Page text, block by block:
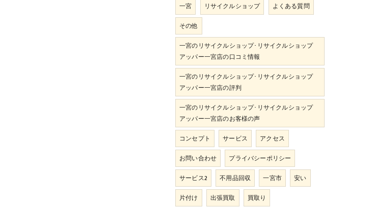
一宮 リサイクルショップ
よくある質問
その他
一宮のリサイクルショップ･リサイクルショップ
アッパー一宮店の口コミ情報
一宮のリサイクルショップ･リサイクルショップ
アッパー一宮店の評判
一宮のリサイクルショップ･リサイクルショップ
アッパー一宮店のお客様の声
コンセプト
サービス
アクセス
お問い合わせ
プライバシーポリシー
サービス2
不用品回収 一宮市
安い
片付け
出張買取 買取り